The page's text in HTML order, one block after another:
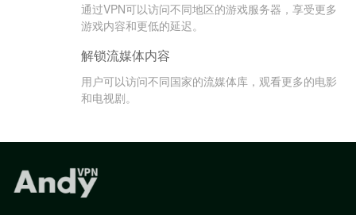
通过VPN可以访问不同地区的游戏服务器，享受更多
游戏内容和更低的延迟。
解锁流媒体内容
用户可以访问不同国家的流媒体库，观看更多的电影
和电视剧。